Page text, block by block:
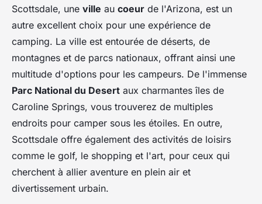
Scottsdale, une ville au coeur de l'Arizona, est un
autre excellent choix pour une expérience de
camping. La ville est entourée de déserts, de
montagnes et de parcs nationaux, offrant ainsi une
multitude d'options pour les campeurs. De l'immense
Parc National du Desert aux charmantes îles de
Caroline Springs, vous trouverez de multiples
endroits pour camper sous les étoiles. En outre,
Scottsdale offre également des activités de loisirs
comme le golf, le shopping et l'art, pour ceux qui
cherchent à allier aventure en plein air et
divertissement urbain.